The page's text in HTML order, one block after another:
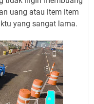
uang atau item item
yang sangat lama.